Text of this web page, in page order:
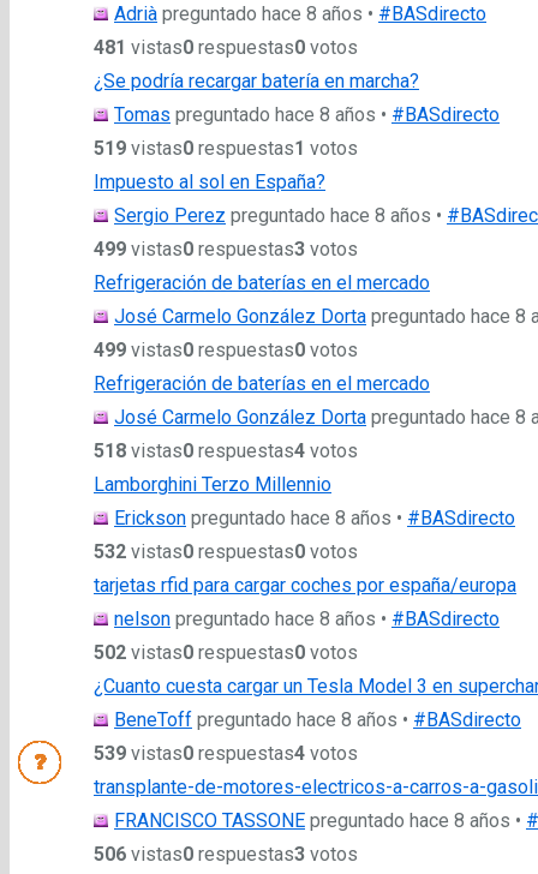
Adrià preguntado hace 8 años • #BASdirecto
481 vistas0 respuestas0 votos
¿Se podría recargar batería en marcha?
Tomas preguntado hace 8 años • #BASdirecto
519 vistas0 respuestas1 votos
Impuesto al sol en España?
Sergio Perez preguntado hace 8 años •
499 vistas0 respuestas3 votos
Refrigeración de baterías en el mercado
José Carmelo González Dorta preguntado hace 8
499 vistas0 respuestas0 votos
Refrigeración de baterías en el mercado
José Carmelo González Dorta preguntado hace 8
518 vistas0 respuestas4 votos
Lamborghini Terzo Millennio
Erickson preguntado hace 8 años • #BASdirecto
532 vistas0 respuestas0 votos
tarjetas rfid para cargar coches por españa/europa
nelson preguntado hace 8 años • #BASdirecto
502 vistas0 respuestas0 votos
¿Cuanto cuesta cargar un Tesla Model 3 en
BeneToff preguntado hace 8 años • #BASdirecto
539 vistas0 respuestas4 votos
transplante-de-motores-electricos-a-carros-a-
FRANCISCO TASSONE preguntado hace 8 años •
506 vistas0 respuestas3 votos